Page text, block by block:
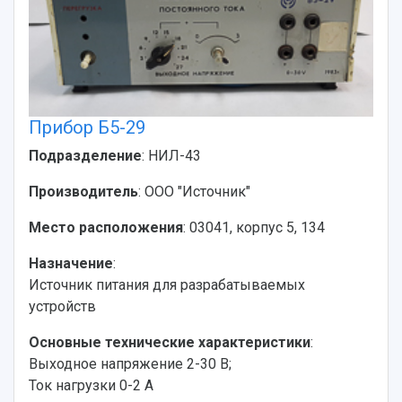
3D-тур по университету
Музеи
Учебный аэродром
Центр истории авиационных двигателей
Ботанический сад
Умный дом бабочек
Международный межвузовский кампус
Сведения об образовательной организации
Публикации и издания
Отчеты о проведенных конференциях
Прибор Б5-29
Подразделение: НИЛ-43
Производитель: ООО "Источник"
Место расположения: 03041, корпус 5, 134
Назначение:
Источник питания для разрабатываемых
устройств
Основные технические характеристики:
Выходное напряжение 2-30 В;
Ток нагрузки 0-2 А